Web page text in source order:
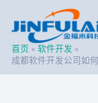
首页
软件开发
成都软件开发公司如
navigation